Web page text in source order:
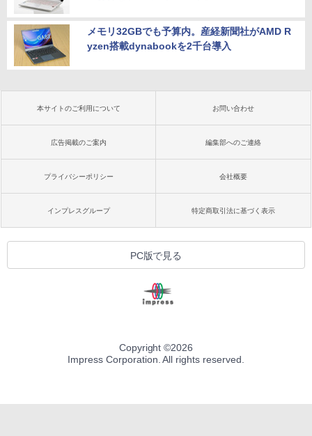
メモリ32GBでも予算内。産経新聞社がAMD R
yzen搭載dynabookを2千台導入
本サイトのご利用について お問い合わせ
広告掲載のご案内 編集部へのご連絡
プライバシーポリシー 会社概要
インプレスグループ 特定商取引法に基づく表示
PC版で見る
Copyright ©2026
Impress Corporation. All rights reserved.